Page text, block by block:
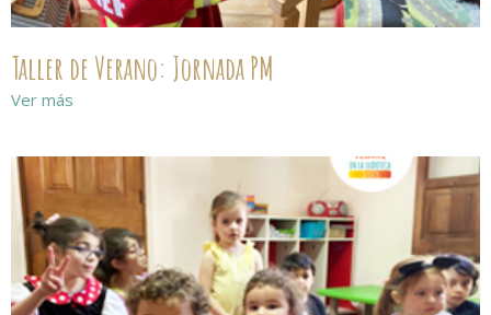
Taller de Verano: Jornada PM
Ver más